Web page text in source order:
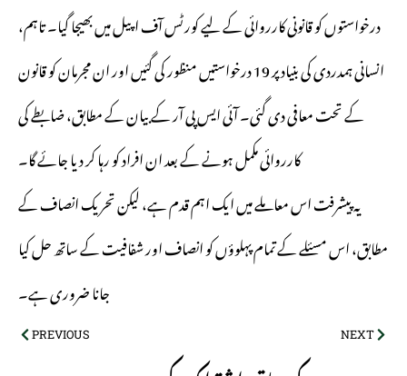
درخواستوں کو قانونی کارروائی کے لیے کورٹس آف اپیل میں بھیجا گیا۔ تاہم،
انسانی ہمدردی کی بنیاد پر 19 درخواستیں منظور کی گئیں اور ان مجرمان کو قانون
کے تحت معافی دی گئی۔ آئی ایس پی آر کے بیان کے مطابق، ضابطے کی
کارروائی مکمل ہونے کے بعد ان افراد کو رہا کر دیا جائے گا۔
یہ پیشرفت اس معاملے میں ایک اہم قدم ہے، لیکن تحریک انصاف کے
مطابق، اس مسئلے کے تمام پہلوؤں کو انصاف اور شفافیت کے ساتھ حل کیا
جانا ضروری ہے۔
PREVIOUS NEXT